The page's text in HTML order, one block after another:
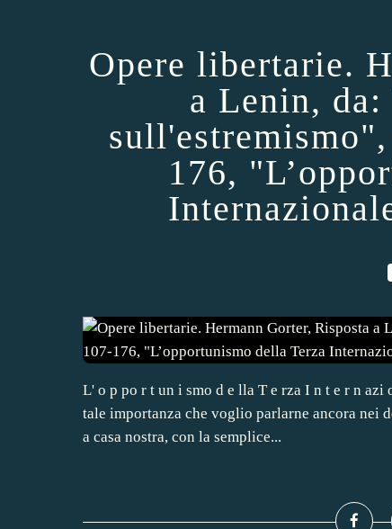
Opere libertarie.
a Lenin,
176,
L' o p po r t un i smo d e lla T e rza I n t e r n
tale importanza che voglio parlarne ancora nei
a casa nostra, con la semplice...